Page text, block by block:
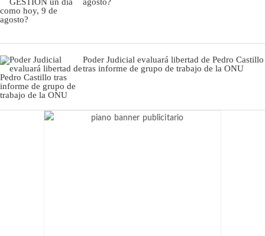
Poder Judicial evaluará libertad de Pedro Castillo
tras informe de grupo de trabajo de la ONU